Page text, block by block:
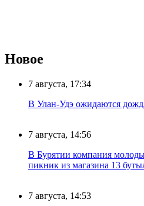
Новое
7 августа, 17:34
В Улан-Удэ ожидаются
7 августа, 14:56
В Бурятии компания
пикник из магазина 13
7 августа, 14:53